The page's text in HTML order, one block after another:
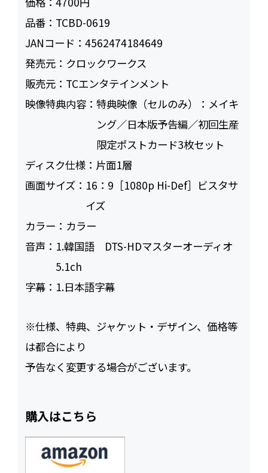
品番： TCBD-0619
JANコード：4562474184649
発売元： クロックワークス
販売元： TCエンタテインメント
映像特典内容：特典映像（セルのみ）：メイキ
ング／日本版予告編／初回生産
限定ポストカード3枚セット
ディスク仕様： 片面1層
画面サイズ： 16：9［1080p Hi-Def］ビスタサ
イズ
カラー： カラー
音声： 1.韓国語 DTS-HDマスターオーディオ
5.1ch
字幕： 1.日本語字幕
※仕様、特典、ジャケット・デザイン、価格等
は都合により
予告なく変更する場合がございます。
購入はこちら